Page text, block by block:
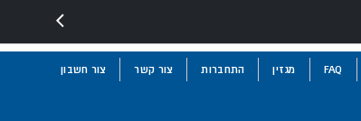
FAQ מגזין התחברות צור קשר צור חשבון